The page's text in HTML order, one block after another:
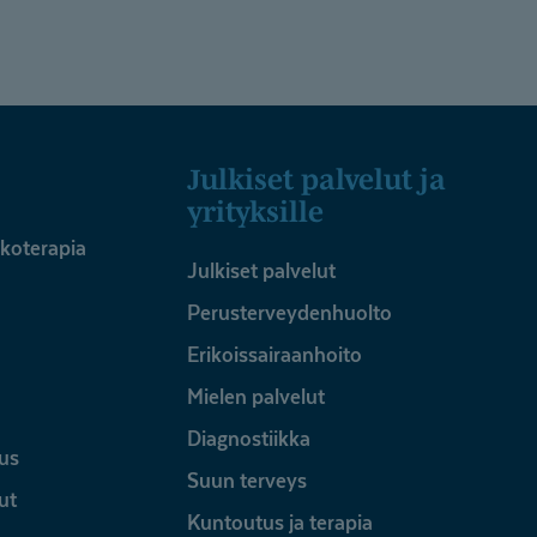
Julkiset palvelut ja
yrityksille
Julkiset palvelut
Perusterveydenhuolto
Erikoissairaanhoito
Mielen palvelut
Diagnostiikka
Suun terveys
Kuntoutus ja terapia